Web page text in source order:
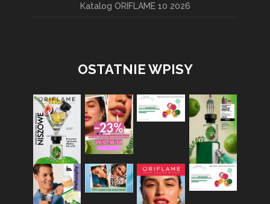
Katalog ORIFLAME 10 2026
OSTATNIE WPISY